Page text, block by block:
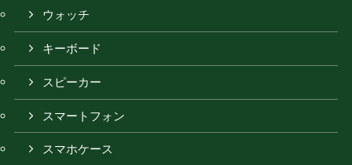
ウォッチ
キーボード
スピーカー
スマートフォン
スマホケース